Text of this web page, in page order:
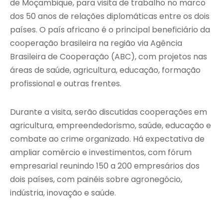
de Moçambique, para visita de trabalho no marco
dos 50 anos de relações diplomáticas entre os dois
países. O país africano é o principal beneficiário da
cooperação brasileira na região via Agência
Brasileira de Cooperação (ABC), com projetos nas
áreas de saúde, agricultura, educação, formação
profissional e outras frentes.
Durante a visita, serão discutidas cooperações em
agricultura, empreendedorismo, saúde, educação e
combate ao crime organizado. Há expectativa de
ampliar comércio e investimentos, com fórum
empresarial reunindo 150 a 200 empresários dos
dois países, com painéis sobre agronegócio,
indústria, inovação e saúde.